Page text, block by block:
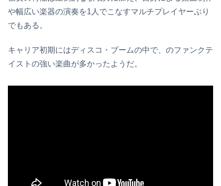
や幅広い楽器の演奏を1人でこなすマルチプレイヤーぶり
でもある。
キャリア初期にはディスコ・ブームの中で、のファンクテ
イストの強い楽曲が多かったようだ。